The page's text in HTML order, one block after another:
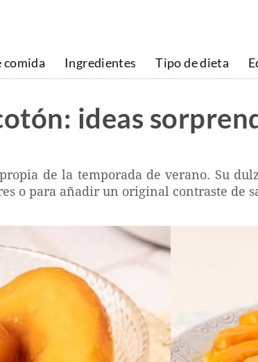
comida Ingredientes Tipo de dieta
ideas
de la temporada de verano. Su
o para añadir un original contraste de